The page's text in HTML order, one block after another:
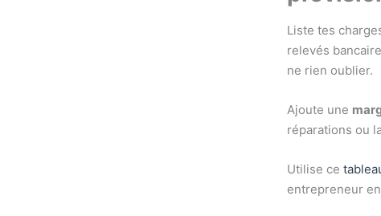
Liste tes
relevés
ne rien oublier.
Ajoute une
réparations ou
Utilise ce
entrepreneur